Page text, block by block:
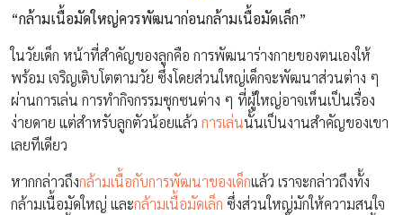
“กล้ามเนื้อมัดใหญ่ควรพัฒนาก่อนกล้ามเนื้อมัดเล็ก”
ในวัยเด็ก หน้าที่สำคัญของลูกคือ การพัฒนาร่างกายของตนเองให้
พร้อม เจริญเติบโตตามวัย ซึ่งโดยส่วนใหญ่เด็กจะพัฒนาส่วนต่าง ๆ
ผ่านการเล่น การทำกิจกรรมซุกซนต่าง ๆ ที่ผู้ใหญ่อาจเห็นเป็นเรื่อง
ง่ายดาย แต่สำหรับลูกตัวน้อยแล้ว การเล่นนั้นเป็นงานสำคัญของเขา
เลยทีเดียว
หากกล่าวถึงกล้ามเนื้อกับการพัฒนาของเด็กแล้ว เราจะกล่าวถึงทั้ง
กล้ามเนื้อมัดใหญ่ และกล้ามเนื้อมัดเล็ก ซึ่งส่วนใหญ่มักให้ความสนใจ